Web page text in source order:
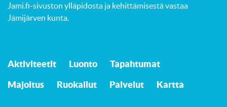
Jami.fi-sivuston ylläpidosta ja kehittämisestä vastaa
Jämijärven kunta.
Aktiviteetit Luonto Tapahtumat
Majoitus Ruokailut Palvelut Kartta